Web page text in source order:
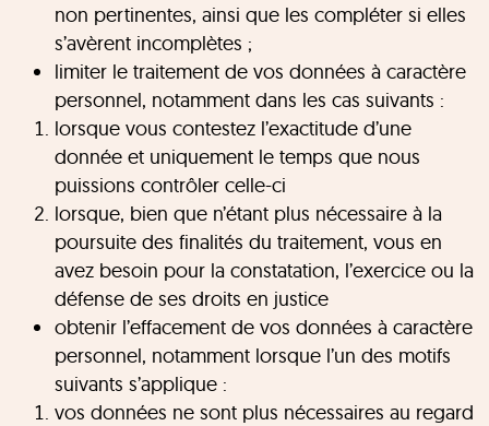
non pertinentes, ainsi que les compléter si elles
s’avèrent incomplètes ;
limiter le traitement de vos données à caractère
personnel, notamment dans les cas suivants :
lorsque vous contestez l’exactitude d’une
donnée et uniquement le temps que nous
puissions contrôler celle-ci
lorsque, bien que n’étant plus nécessaire à la
poursuite des finalités du traitement, vous en
avez besoin pour la constatation, l’exercice ou la
défense de ses droits en justice
obtenir l’effacement de vos données à caractère
personnel, notamment lorsque l’un des motifs
suivants s’applique :
vos données ne sont plus nécessaires au regard